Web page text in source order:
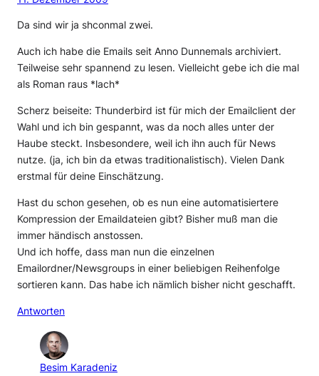
Da sind wir ja shconmal zwei.
Auch ich habe die Emails seit Anno Dunnemals archiviert.
Teilweise sehr spannend zu lesen. Vielleicht gebe ich die mal
als Roman raus *lach*
Scherz beiseite: Thunderbird ist für mich der Emailclient der
Wahl und ich bin gespannt, was da noch alles unter der
Haube steckt. Insbesondere, weil ich ihn auch für News
nutze. (ja, ich bin da etwas traditionalistisch). Vielen Dank
erstmal für deine Einschätzung.
Hast du schon gesehen, ob es nun eine automatisiertere
Kompression der Emaildateien gibt? Bisher muß man die
immer händisch anstossen.
Und ich hoffe, dass man nun die einzelnen
Emailordner/Newsgroups in einer beliebigen Reihenfolge
sortieren kann. Das habe ich nämlich bisher nicht geschafft.
Antworten
Besim Karadeniz